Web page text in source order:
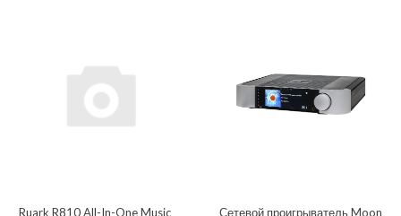
Ruark R810 All-In-One Music
Сетевой проигрыватель Moon